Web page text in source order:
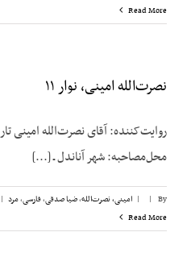
Read More
نصرت‌الله امینی، نوار ۱۱
محل‌مصاحبه: شهر آناندل ـ [...]
By
|
| امینی، نصرت‌الله,ضیا صدقی,فارسی,مرد |
Read More